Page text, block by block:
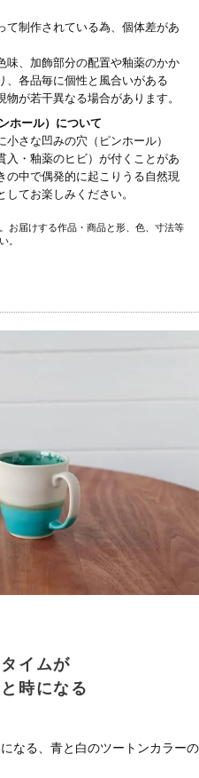
て制作されている為、個体差があ
味、加飾部分の配置や釉薬のかか
、各品毎に個性と風合いがある
が若干異なる場合があります。
ホール）について
さな凹みの穴（ピンホール）
入・釉薬のヒビ）が付くことがあ
の中で偶発的に起こりうる自然現
してお楽しみください。
お届けする作品・商品と形、色、寸法等
。
イムが
時になる
なる、青と白のツートンカラーの